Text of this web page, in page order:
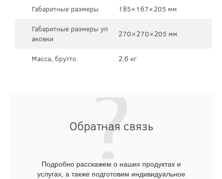
Габаритные размеры
185×167×205 мм
Габаритные размеры уп
аковки
270×270×205 мм
Масса, брутто 2.6 кг
Обратная связь
Подробно расскажем о наших продуктах и
услугах, а также подготовим индивидуальное